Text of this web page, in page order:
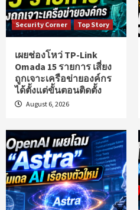
Security Corner Top Story
เผยช่องโหว่ TP-Link
Omada 15 รายการ เสี่ยง
ถูกเจาะเครือข่ายองค์กร
ได้ตั้งแต่ขั้นตอนติดตั้ง
August 6, 2026